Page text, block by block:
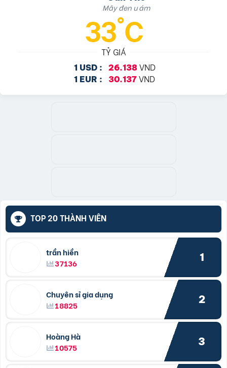
Mây đen u ám
33°C
TỶ GIÁ
1 USD : 26.138VND
1 EUR : 30.137 VND
TOP 20 THÀNH VIÊN
trần hiền
37136
1
Chuyên sỉ gia dụng
18825
2
Hoàng Hà
10575
3